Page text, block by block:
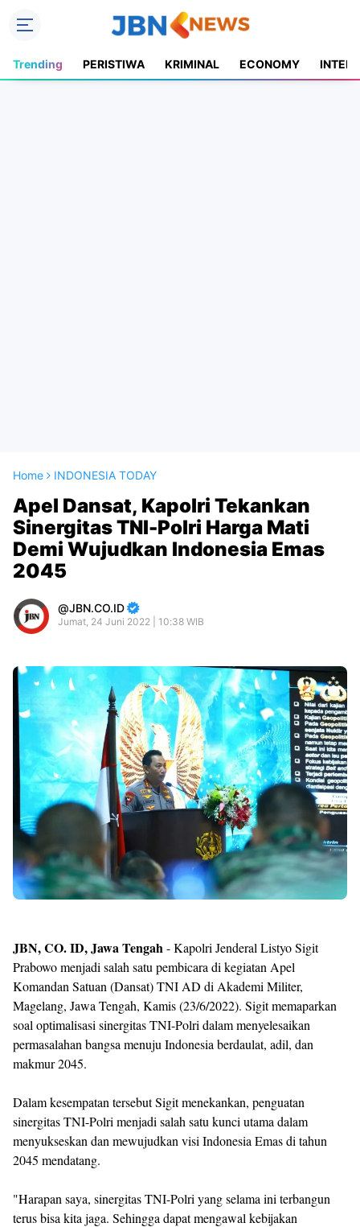
Trending PERISTIWA KRIMINAL ECONOMY
Home INDONESIA TODAY
Apel Dansat, Kapolri Tekankan
Sinergitas TNI-Polri Harga Mati
Demi Wujudkan Indonesia Emas
2045
JBN.CO.ID
Jumat, 24 Juni 2022 | 10:38 WIB
JBN, CO. ID, Jawa Tengah- Kapolri Jenderal Listyo Sigit
Prabowo menjadi salah satu pembicara di kegiatan Apel
Komandan Satuan (Dansat) TNI AD di Akademi Militer,
Magelang, Jawa Tengah, Kamis (23/6/2022). Sigit memaparkan
soal optimalisasi sinergitas TNI-Polri dalam menyelesaikan
permasalahan bangsa menuju Indonesia berdaulat, adil, dan
makmur 2045.
Dalam kesempatan tersebut Sigit menekankan, penguatan
sinergitas TNI-Polri menjadi salah satu kunci utama dalam
menyukseskan dan mewujudkan visi Indonesia Emas di tahun
2045 mendatang.
"Harapan saya, sinergitas TNI-Polri yang selama ini terbangun
terus bisa kita jaga. Sehingga dapat mengawal kebijakan